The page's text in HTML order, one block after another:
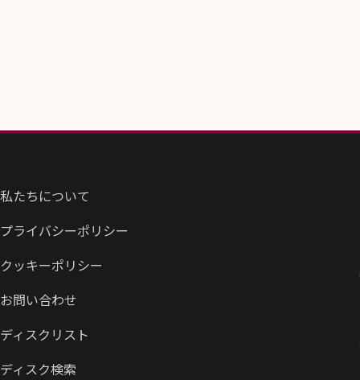
私たちについて
プライバシーポリシー
クッキーポリシー
お問い合わせ
ディスクリスト
ディスク検索